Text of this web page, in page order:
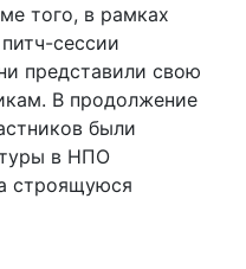
того, в рамках
сессии
представили свою
В продолжение
были
туры в НПО
строящуюся